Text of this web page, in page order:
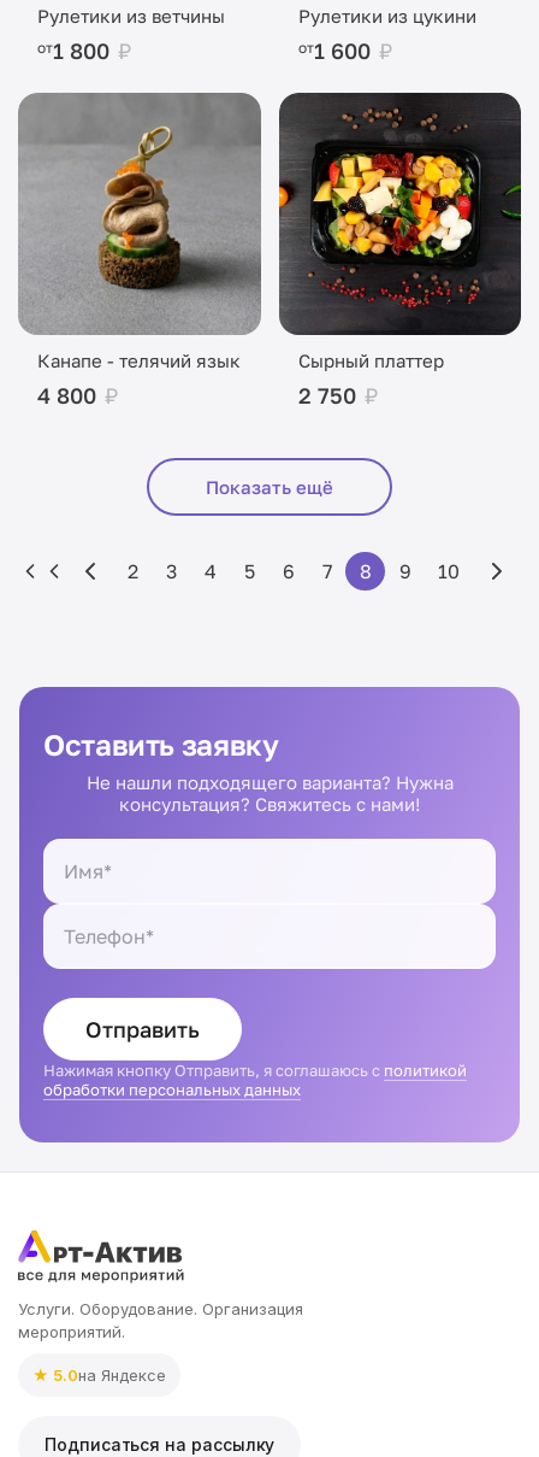
Рулетики из ветчины
от1 800 ₽
Рулетики из цукини
от1 600 ₽
Канапе - телячий язык
4 800 ₽
Сырный платтер
2 750 ₽
Показать ещё
2 3 4 5 6 7 8 9 10
Оставить заявку
Не нашли подходящего варианта? Нужна
консультация? Свяжитесь с нами!
Отправить
Нажимая кнопку Отправить, я соглашаюсь с политикой
обработки персональных данных
Услуги. Оборудование. Организация
мероприятий.
★ 5.0на Яндексе
Подписаться на рассылку